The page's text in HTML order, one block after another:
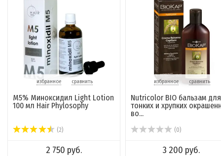
избранное сравнить
M5% Миноксидил Light Lotion
100 мл Hair Phylosophy
(2)
2 750 руб.
избранное сравнить
Nutricolor BIO бальзам для
тонких и хрупких
во...
(0)
3 200 руб.